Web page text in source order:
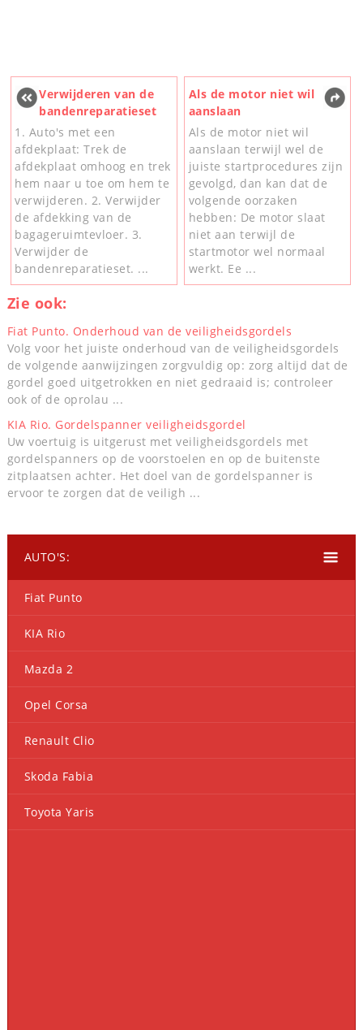
Verwijderen van de
bandenreparatieset
1. Auto's met een
afdekplaat: Trek de
afdekplaat omhoog en trek
hem naar u toe om hem te
verwijderen. 2. Verwijder
de afdekking van de
bagageruimtevloer. 3.
Verwijder de
bandenreparatieset. ...
Als de motor niet wil
aanslaan
Als de motor niet wil
aanslaan terwijl wel de
juiste startprocedures zijn
gevolgd, dan kan dat de
volgende oorzaken
hebben: De motor slaat
niet aan terwijl de
startmotor wel normaal
werkt. Ee ...
Zie ook:
Fiat Punto. Onderhoud van de veiligheidsgordels
Volg voor het juiste onderhoud van de veiligheidsgordels
de volgende aanwijzingen zorgvuldig op: zorg altijd dat de
gordel goed uitgetrokken en niet gedraaid is; controleer
ook of de oprolau ...
KIA Rio. Gordelspanner veiligheidsgordel
Uw voertuig is uitgerust met veiligheidsgordels met
gordelspanners op de voorstoelen en op de buitenste
zitplaatsen achter. Het doel van de gordelspanner is
ervoor te zorgen dat de veiligh ...
AUTO'S:
Fiat Punto
KIA Rio
Mazda 2
Opel Corsa
Renault Clio
Skoda Fabia
Toyota Yaris